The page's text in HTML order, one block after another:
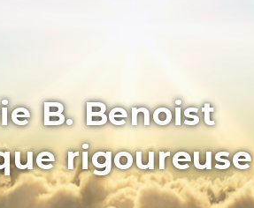
B. Benoist
rigoureuse